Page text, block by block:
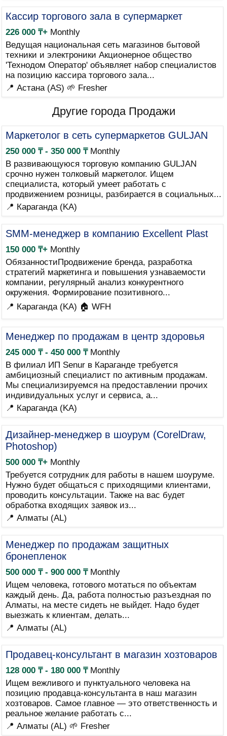
Кассир торгового зала в супермаркет
226 000 ₸+Monthly
Ведущая национальная сеть магазинов бытовой
техники и электроники Акционерное общество
'Технодом Оператор' объявляет набор специалистов
на позицию кассира торгового зала...
📍 Астана (AS) 🌱 Fresher
Другие города Продажи
Маркетолог в сеть супермаркетов GULJAN
250 000 ₸ - 350 000 ₸Monthly
В развивающуюся торговую компанию GULJAN
срочно нужен толковый маркетолог. Ищем
специалиста, который умеет работать с
продвижением розницы, разбирается в социальных...
📍 Караганда (KA)
SMM-менеджер в компанию Excellent Plast
150 000 ₸+Monthly
ОбязанностиПродвижение бренда, разработка
стратегий маркетинга и повышения узнаваемости
компании, регулярный анализ конкурентного
окружения. Формирование позитивного...
📍 Караганда (KA) 🏠 WFH
Менеджер по продажам в центр здоровья
245 000 ₸ - 450 000 ₸Monthly
В филиал ИП Senur в Караганде требуется
амбициозный специалист по активным продажам.
Мы специализируемся на предоставлении прочих
индивидуальных услуг и сервиса, а...
📍 Караганда (KA)
Дизайнер-менеджер в шоурум (CorelDraw,
Photoshop)
500 000 ₸+Monthly
Требуется сотрудник для работы в нашем шоуруме.
Нужно будет общаться с приходящими клиентами,
проводить консультации. Также на вас будет
обработка входящих заявок из...
📍 Алматы (AL)
Менеджер по продажам защитных
бронепленок
500 000 ₸ - 900 000 ₸Monthly
Ищем человека, готового мотаться по объектам
каждый день. Да, работа полностью разъездная по
Алматы, на месте сидеть не выйдет. Надо будет
выезжать к клиентам, делать...
📍 Алматы (AL)
Продавец-консультант в магазин хозтоваров
128 000 ₸ - 180 000 ₸Monthly
Ищем вежливого и пунктуального человека на
позицию продавца-консультанта в наш магазин
хозтоваров. Самое главное — это ответственность и
реальное желание работать с...
📍 Алматы (AL) 🌱 Fresher